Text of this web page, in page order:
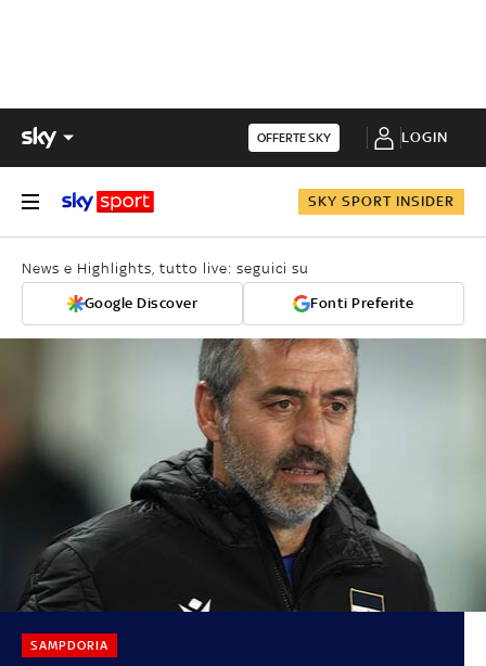
OFFERTE SKY LOGIN
SKY SPORT INSIDER
News e Highlights, tutto live: seguici su
Google Discover Fonti Preferite
SAMPDORIA